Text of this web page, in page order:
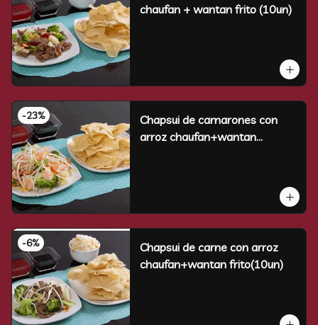
chaufan + wantan frito (10un)
-23%
Chapsui de camarones con
arroz chaufan+wantan
-6%
Chapsui de carne con arroz
chaufan+wantan frito(10un)